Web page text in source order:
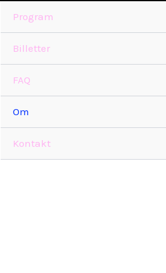
Program
Billetter
FAQ
Om
Kontakt